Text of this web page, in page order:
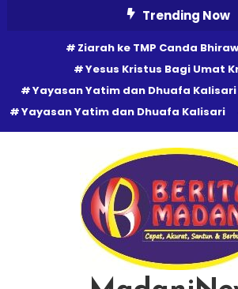
Trending Now
Ziarah ke TMP Canda
Yesus Kristus Bagi Umat
Yayasan Yatim dan Dhuafa
Yayasan Yatim dan Dhuafa Kalisari